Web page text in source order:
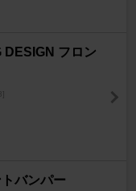
フロン
バンパー